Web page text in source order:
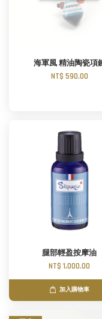
海軍風 精油陶瓷項
NT$ 590.00
腿部輕盈按摩油
NT$ 1,000.00
加入購物車